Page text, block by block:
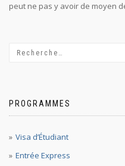
peut ne pas y avoir de moyen
PROGRAMMES
Visa d’Étudiant
Entrée Express